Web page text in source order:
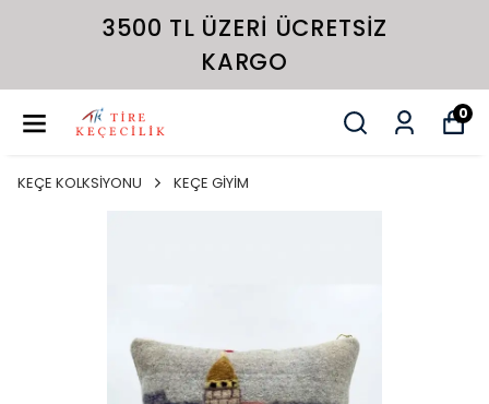
3500 TL ÜZERI ÜCRETSIZ
KARGO
0
KEÇE KOLKSİYONU KEÇE GİYİM